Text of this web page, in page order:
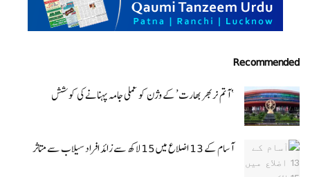
Recommended
‘ آتم نربھر بھارت’ کے وژن کو عملی جامہ پہنانے کی کوشش
آسام کے 13 اضلاع میں 15 لاکھ سے زائد افراد سیلاب سے متاثر